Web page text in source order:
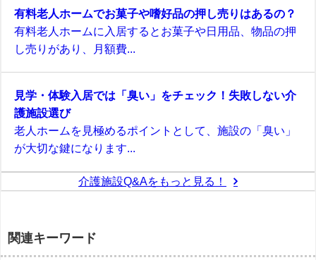
有料老人ホームでお菓子や嗜好品の押し売りはあるの？
有料老人ホームに入居するとお菓子や日用品、物品の押
し売りがあり、月額費...
見学・体験入居では「臭い」をチェック！失敗しない介
護施設選び
老人ホームを見極めるポイントとして、施設の「臭い」
が大切な鍵になります...
介護施設Q&Aをもっと見る！
関連キーワード